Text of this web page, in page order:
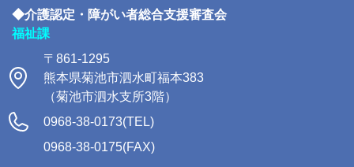
◆介護認定・障がい者総合支援審査会
福祉課
〒861-1295
熊本県菊池市泗水町福本383
（菊池市泗水支所3階）
0968-38-0173(TEL)
0968-38-0175(FAX)